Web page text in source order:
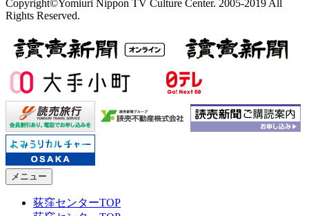
Copyright©Yomiuri Nippon TV Culture Center. 2005-2019 All
Rights Reserved.
メニュー
荻窪センターTOP